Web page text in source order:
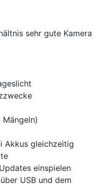
sehr gute Kamera
Akkus gleichzeitig
einspielen
USB und dem